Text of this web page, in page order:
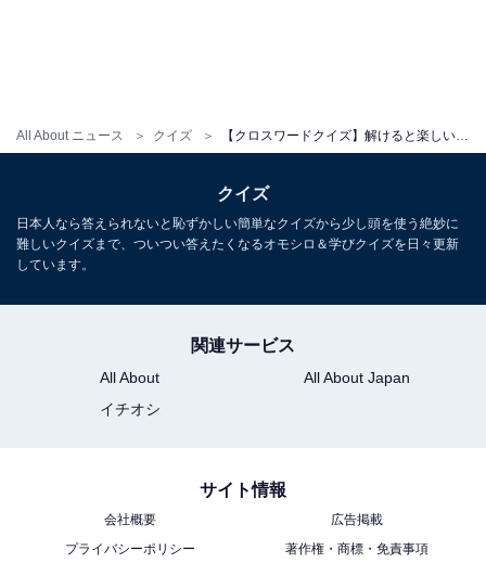
All About ニュース クイズ
クイズ
日本人なら答えられないと恥ずかしい簡単なクイズから少し頭を使う絶妙に
難しいクイズまで、ついつい答えたくなるオモシロ＆学びクイズを日々更新
しています。
関連サービス
All About
All About Japan
イチオシ
サイト情報
会社概要
広告掲載
プライバシーポリシー
著作権・商標・免責事項